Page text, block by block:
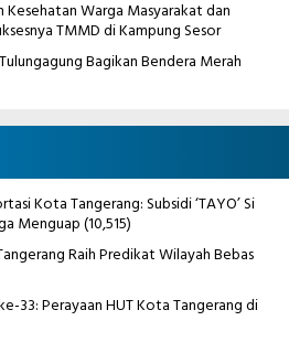
Kesehatan Warga Masyarakat dan
TMMD di Kampung Sesor
Bagikan Bendera Merah
Kota Tangerang: Subsidi ‘TAYO’ Si
Menguap(10,515)
Raih Predikat Wilayah Bebas
33: Perayaan HUT Kota Tangerang di